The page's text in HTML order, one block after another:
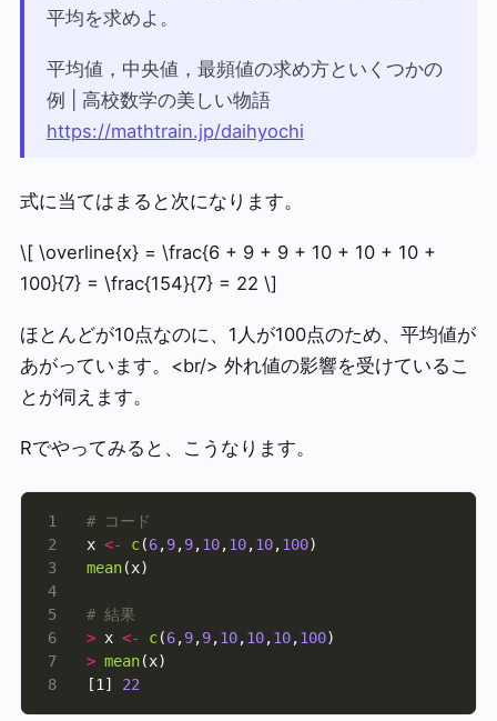
平均を求めよ。
平均値，中央値，最頻値の求め方といくつかの
例 | 高校数学の美しい物語
https://mathtrain.jp/daihyochi
式に当てはまると次になります。
\[ \overline{x} = \frac{6 + 9 + 9 + 10 + 10 + 10 +
100}{7} = \frac{154}{7} = 22 \]
ほとんどが10点なのに、1人が100点のため、平均値が
あがっています。<br/> 外れ値の影響を受けているこ
とが伺えます。
Rでやってみると、こうなります。
3
4
5
6
7
8
# コード
x <- c(6,9,9,10,10,10,100
mean
# 結果
> x <- c(6,9,9,10,10,10,100
> mean
[1] 22